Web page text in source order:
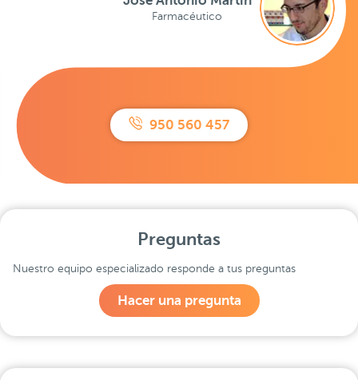
950 560 457
Farmacéutico
Preguntas
Nuestro equipo especializado responde a tus preguntas
Hacer una pregunta